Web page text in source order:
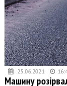
25.06.2021
Машину